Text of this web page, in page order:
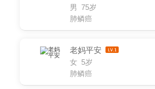
男 75岁
肺鳞癌
老妈平安
女 5岁
肺鳞癌